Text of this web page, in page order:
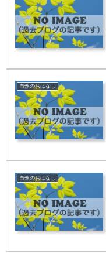
自然のおはなし
自然のおはなし